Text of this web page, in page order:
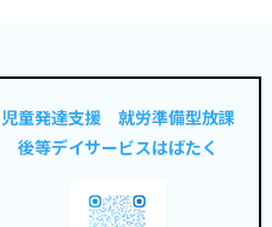
児童発達支援 就労準備型放課
後等デイサービスはばたく